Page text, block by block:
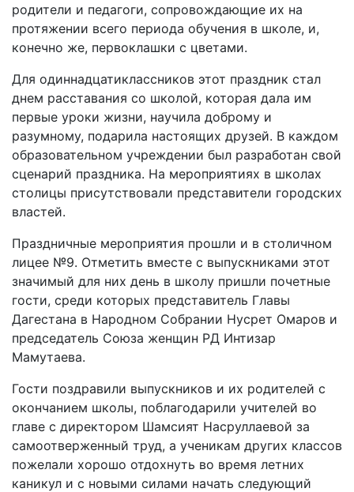
родители и педагоги, сопровождающие их на
протяжении всего периода обучения в школе, и,
конечно же, первоклашки с цветами.
Для одиннадцатиклассников этот праздник стал
днем расставания со школой, которая дала им
первые уроки жизни, научила доброму и
разумному, подарила настоящих друзей. В каждом
образовательном учреждении был разработан свой
сценарий праздника. На мероприятиях в школах
столицы присутствовали представители городских
властей.
Праздничные мероприятия прошли и в столичном
лицее №9. Отметить вместе с выпускниками этот
значимый для них день в школу пришли почетные
гости, среди которых представитель Главы
Дагестана в Народном Собрании Нусрет Омаров и
председатель Союза женщин РД Интизар
Мамутаева.
Гости поздравили выпускников и их родителей с
окончанием школы, поблагодарили учителей во
главе с директором Шамсият Насруллаевой за
самоотверженный труд, а ученикам других классов
пожелали хорошо отдохнуть во время летних
каникул и с новыми силами начать следующий